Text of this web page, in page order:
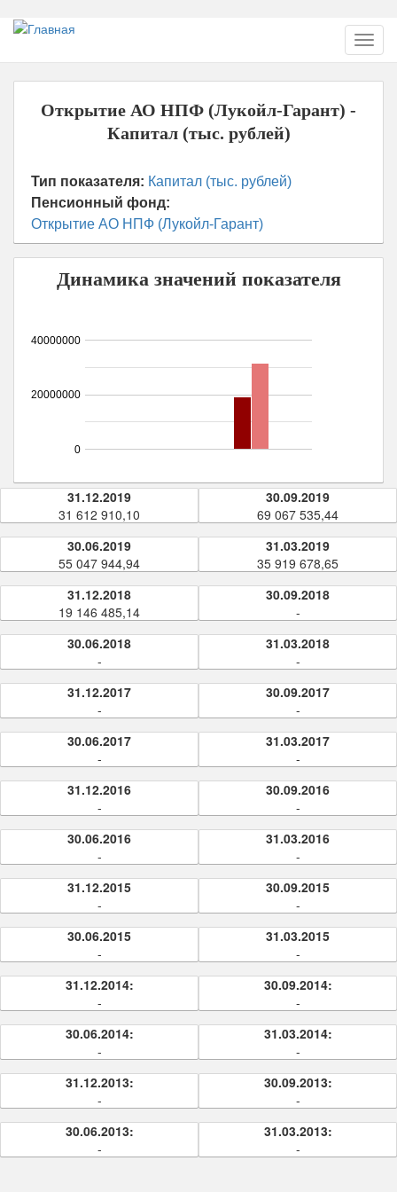
Перейти
основному
содержанию
Открытие АО НПФ (Лукойл-Гарант) -
Капитал (тыс. рублей)
Тип показателя: Капитал (тыс. рублей)
Пенсионный фонд:
Открытие АО НПФ (Лукойл-Гарант)
Динамика значений показателя
0
20000000
40000000
31.12.2019
31 612 910,10
30.09.2019
69 067 535,44
30.06.2019
55 047 944,94
31.03.2019
35 919 678,65
31.12.2018
19 146 485,14
30.09.2018
-
30.06.2018
-
31.03.2018
-
31.12.2017
-
30.09.2017
-
30.06.2017
-
31.03.2017
-
31.12.2016
-
30.09.2016
-
30.06.2016
-
31.03.2016
-
31.12.2015
-
30.09.2015
-
30.06.2015
-
31.03.2015
-
31.12.2014:
-
30.09.2014:
-
30.06.2014:
-
31.03.2014:
-
31.12.2013:
-
30.09.2013:
-
30.06.2013:
-
31.03.2013:
-